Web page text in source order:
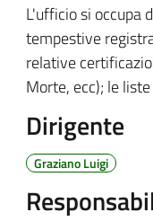
L'ufficio si occupa
tempestive
relative
Morte, ecc); le
Dirigente
Graziano Luigi